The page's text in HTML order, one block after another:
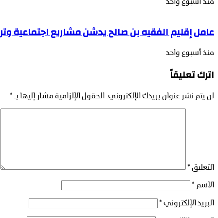
منذ أسبوع واحد
عامل إقليم الفقيه بن صالح يدشن مشاريع اجتماعية
منذ أسبوع واحد
اترك تعليقاً
لن يتم نشر عنوان بريدك الإلكتروني. الحقول الإلزامية مشار إليها بـ *
التعليق *
الاسم *
البريد الإلكتروني *